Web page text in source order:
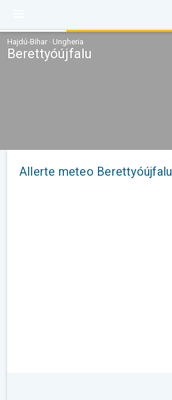
Hajdú-Bihar · Ungheria
Berettyóújfalu
Allerte meteo Berettyóújfalu